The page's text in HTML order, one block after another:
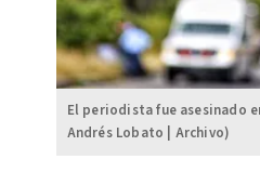
El periodista fue asesinado
Andrés Lobato | Archivo)